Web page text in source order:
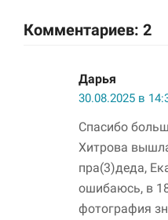
Комментариев: 2
Дарья
30.08.2025 в
Спасибо
Хитрова
пра(3)деда,
ошибаюсь, в
фотография